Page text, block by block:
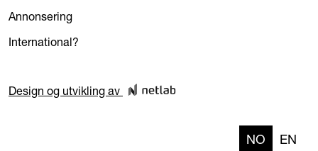
Annonsering
International?
Design og utvikling av
NO EN